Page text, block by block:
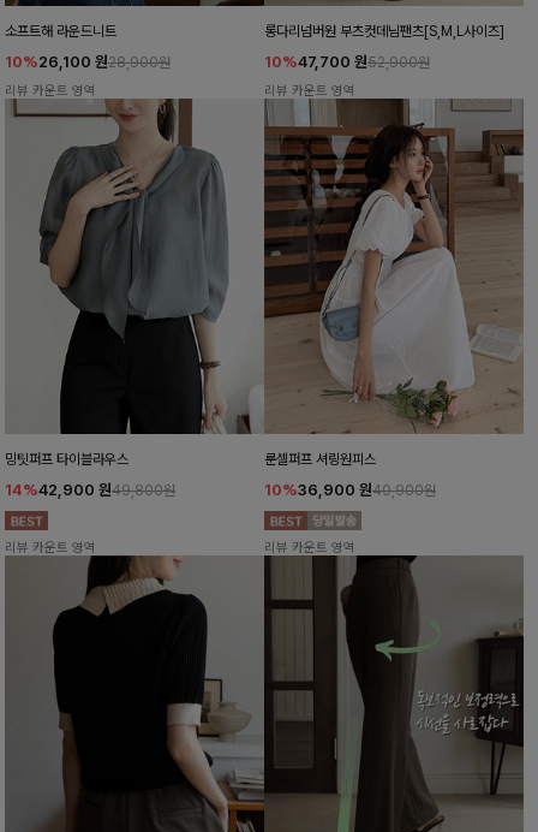
소프트해 라운드니트
10%26,100 원28,900원
리뷰 카운트 영역
롱다리넘버원 부츠컷데님팬츠[S,M,L사이즈]
10%47,700 원52,900원
리뷰 카운트 영역
밍팃퍼프 타이블라우스
14%42,900 원49,800원
리뷰 카운트 영역
룬셀퍼프 셔링원피스
10%36,900 원40,900원
리뷰 카운트 영역